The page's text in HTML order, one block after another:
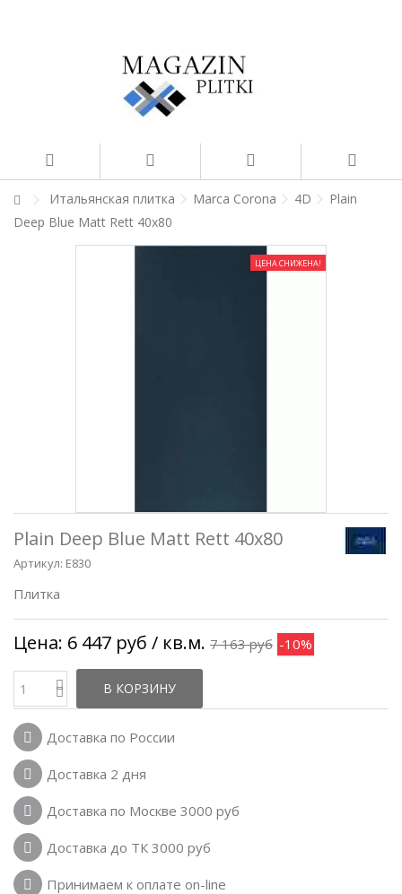
Итальянская плитка Marca Corona 4D
Plain
Deep Blue Matt Rett 40x80
ЦЕНА СНИЖЕНА!
Plain Deep Blue Matt Rett 40x80
Артикул: E830
Плитка
Цена: 6 447 руб / кв.м. 7 163 руб -10%
В КОРЗИНУ
Доставка по России
Доставка 2 дня
Доставка по Москве 3000 руб
Доставка до ТК 3000 руб
Принимаем к оплате on-line